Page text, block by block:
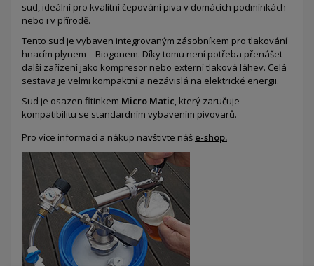
sud, ideální pro kvalitní čepování piva v domácích podmínkách
nebo i v přírodě.
Tento sud je vybaven integrovaným zásobníkem pro tlakování
hnacím plynem – Biogonem. Díky tomu není potřeba přenášet
další zařízení jako kompresor nebo externí tlaková láhev. Celá
sestava je velmi kompaktní a nezávislá na elektrické energii.
Sud je osazen fitinkem Micro Matic, který zaručuje
kompatibilitu se standardním vybavením pivovarů.
Pro více informací a nákup navštivte náš e-shop.